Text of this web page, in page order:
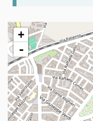
+
-